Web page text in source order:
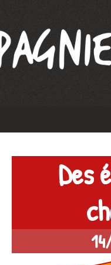
Compagnie
Des